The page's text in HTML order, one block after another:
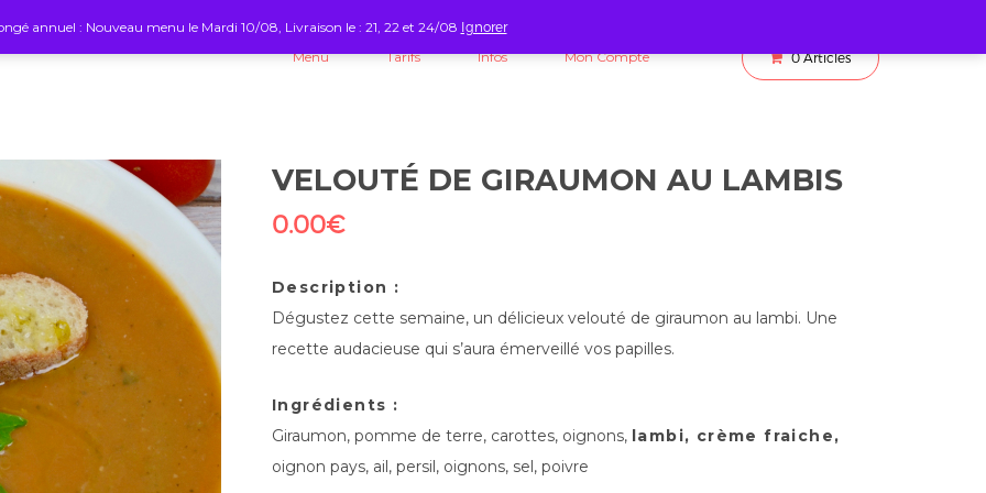
Menu Tarifs Infos Mon Compte 0 Articles
VELOUTÉ DE GIRAUMON AU LAMBIS
0.00€
Description :
Dégustez cette semaine, un délicieux velouté de giraumon au lambi. Une
recette audacieuse qui s’aura émerveillé vos papilles.
Ingrédients :
Giraumon, pomme de terre, carottes, oignons, lambi, crème fraiche,
oignon pays, ail, persil, oignons, sel, poivre
annuel : Nouveau menu le Mardi 10/08, Livraison le : 21, 22 et 24/08 Ignorer